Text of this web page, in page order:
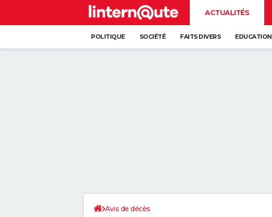
ACTUALITÉS
POLITIQUE SOCIÉTÉ FAITS DIVERS EDUCATION
Avis de décès